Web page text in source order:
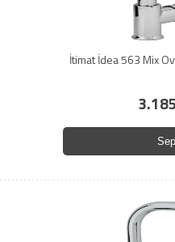
İtimat İdea 563 Mix